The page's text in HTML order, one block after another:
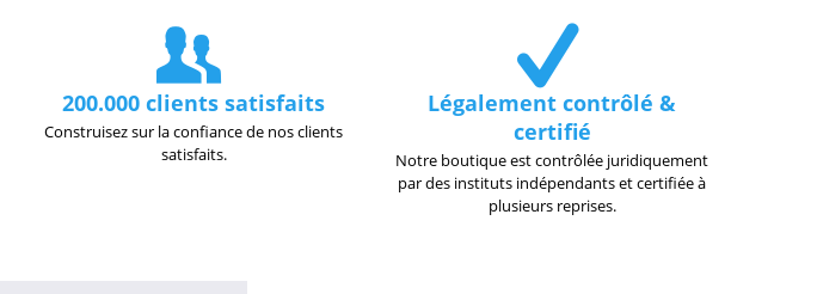
200.000 clients satisfaits
Construisez sur la confiance de nos clients
satisfaits.
Légalement contrôlé &
certifié
Notre boutique est contrôlée juridiquement
par des instituts indépendants et certifiée à
plusieurs reprises.